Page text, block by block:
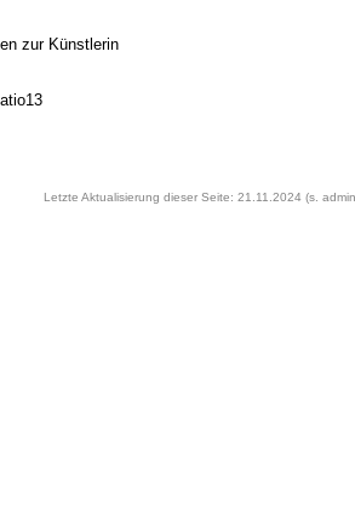
zur Künstlerin
Letzte Aktualisierung dieser Seite: 21.11.2024 (s.